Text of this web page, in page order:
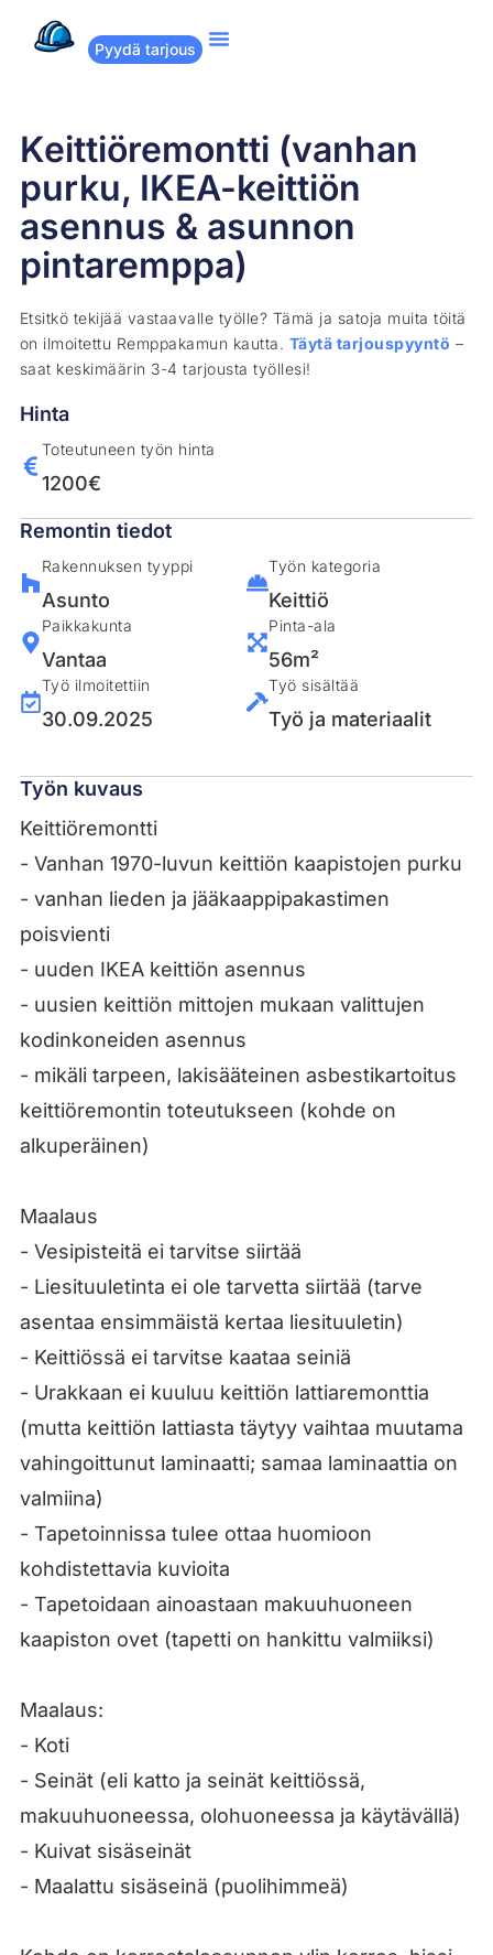
Pyydä tarjous
Keittiöremontti (vanhan
purku, IKEA-keittiön
asennus & asunnon
pintaremppa)
Etsitkö tekijää vastaavalle työlle? Tämä ja satoja muita töitä
on ilmoitettu Remppakamun kautta. Täytä tarjouspyyntö –
saat keskimäärin 3-4 tarjousta työllesi!
Hinta
Toteutuneen työn hinta
1200€
Remontin tiedot
Rakennuksen tyyppi
Asunto
Paikkakunta
Vantaa
Työ ilmoitettiin
30.09.2025
Työn kategoria
Keittiö
Pinta-ala
56m²
Työ sisältää
Työ ja materiaalit
Työn kuvaus
Keittiöremontti
- Vanhan 1970-luvun keittiön kaapistojen purku
- vanhan lieden ja jääkaappipakastimen
poisvienti
- uuden IKEA keittiön asennus
- uusien keittiön mittojen mukaan valittujen
kodinkoneiden asennus
- mikäli tarpeen, lakisääteinen asbestikartoitus
keittiöremontin toteutukseen (kohde on
alkuperäinen)
Maalaus
- Vesipisteitä ei tarvitse siirtää
- Liesituuletinta ei ole tarvetta siirtää (tarve
asentaa ensimmäistä kertaa liesituuletin)
- Keittiössä ei tarvitse kaataa seiniä
- Urakkaan ei kuuluu keittiön lattiaremonttia
(mutta keittiön lattiasta täytyy vaihtaa muutama
vahingoittunut laminaatti; samaa laminaattia on
valmiina)
- Tapetoinnissa tulee ottaa huomioon
kohdistettavia kuvioita
- Tapetoidaan ainoastaan makuuhuoneen
kaapiston ovet (tapetti on hankittu valmiiksi)
Maalaus:
- Koti
- Seinät (eli katto ja seinät keittiössä,
makuuhuoneessa, olohuoneessa ja käytävällä)
- Kuivat sisäseinät
- Maalattu sisäseinä (puolihimmeä)